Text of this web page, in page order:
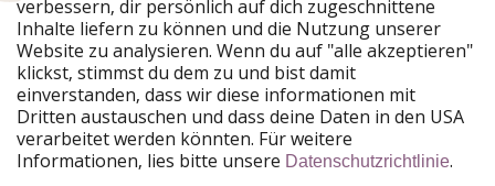
Unsere Märkte
PiratinViaggio
HolidayPirates
VakantiePiraten
WakacyjniPiraci
VoyagesPirates
Ferienpiraten
Urlaubspiraten
ViajerosPiratas
TravelPirates
verbessern, dir persönlich auf dich zugeschnittene
Inhalte liefern zu können und die Nutzung unserer
Website zu analysieren. Wenn du auf "alle akzeptieren"
klickst, stimmst du dem zu und bist damit
einverstanden, dass wir diese informationen mit
Dritten austauschen und dass deine Daten in den USA
verarbeitet werden könnten. Für weitere
Informationen, lies bitte unsere Datenschutzrichtlinie.